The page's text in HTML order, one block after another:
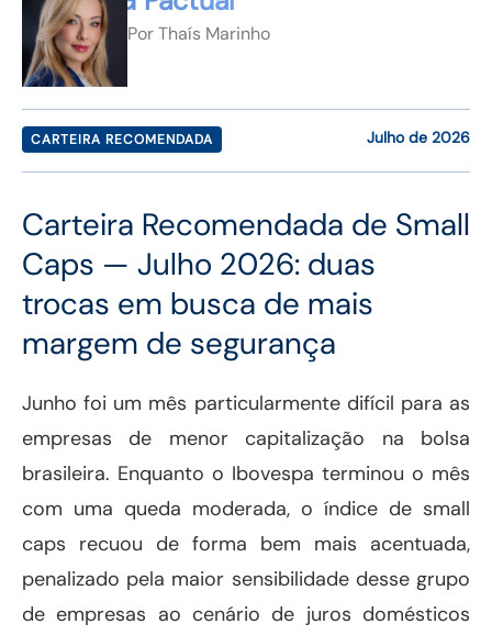
PorThaís Marinho
CARTEIRA RECOMENDADA Julho de 2026
Carteira Recomendada de Small
Caps — Julho 2026: duas
trocas em busca de mais
margem de segurança
Junho foi um mês particularmente difícil para as
empresas de menor capitalização na bolsa
brasileira. Enquanto o Ibovespa terminou o mês
com uma queda moderada, o índice de small
caps recuou de forma bem mais acentuada,
penalizado pela maior sensibilidade desse grupo
de empresas ao cenário de juros domésticos